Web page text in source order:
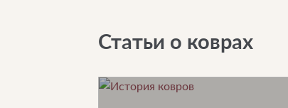
Статьи о коврах